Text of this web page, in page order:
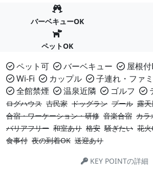
バーベキューOK
ペットOK
ペット可 バーベキュー 屋根
Wi-Fi
カップル 子連れ・ファ
全館禁煙
温泉近隣 ゴルフ
ログハウス 古民家 ドッグラン プール 露
合宿・ワーケーション・研修 音楽合宿 カラ
バリアフリー 和室あり 格安 騒ぎたい 花
食事付 夜の到着OK 送迎あり
KEY POINTの詳細